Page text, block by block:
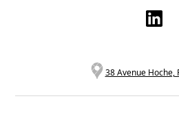
38 Avenue Hoche,